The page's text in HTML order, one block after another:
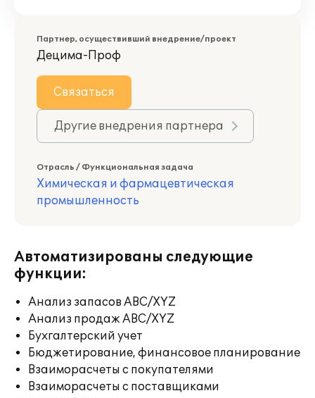
Партнер, осуществивший внедрение/проект
Децима-Проф
Связаться
Другие внедрения партнера
Отрасль / Функциональная задача
Химическая и фармацевтическая
промышленность
Автоматизированы следующие
функции:
Анализ запасов ABC/XYZ
Анализ продаж ABC/XYZ
Бухгалтерский учет
Бюджетирование, финансовое планирование
Взаиморасчеты с покупателями
Взаиморасчеты с поставщиками